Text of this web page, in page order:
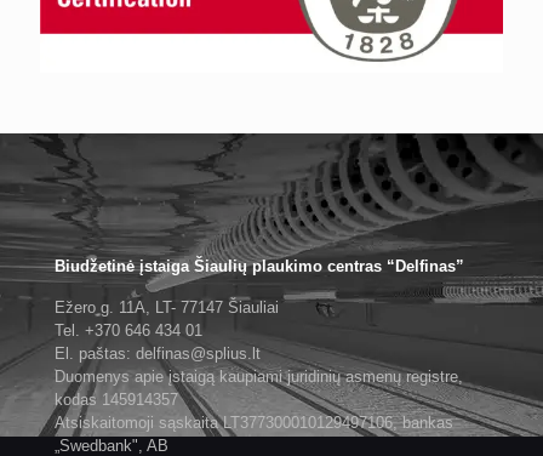
Biudžetinė įstaiga Šiaulių plaukimo centras “Delfinas”
Ežero g. 11A, LT- 77147 Šiauliai
Tel. +370 646 434 01
El. paštas: delfinas@splius.lt
Duomenys apie įstaigą kaupiami juridinių asmenų registre,
kodas 145914357
Atsiskaitomoji sąskaita LT377300010129497106, bankas
„Swedbank", AB